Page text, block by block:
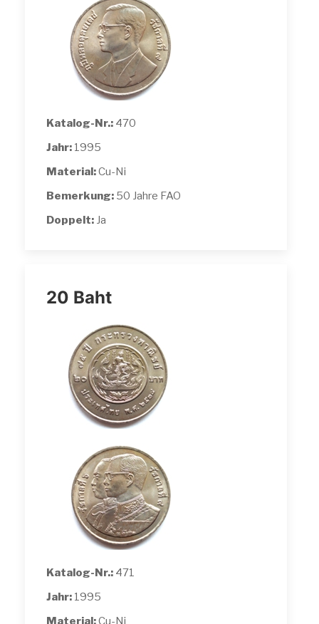
Katalog-Nr.: 470
Jahr: 1995
Material:Cu-Ni
Bemerkung: 50 Jahre FAO
Doppelt: Ja
20 Baht
Katalog-Nr.: 471
Jahr: 1995
Material:Cu-Ni